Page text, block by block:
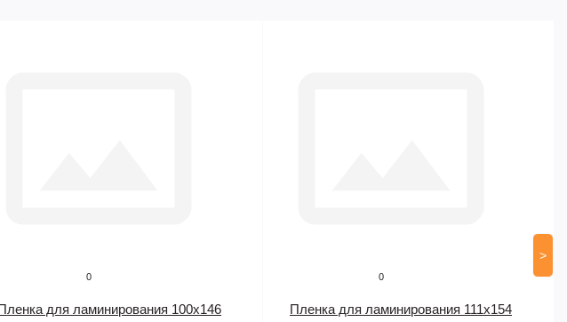
0
для ламинирования 100х146
0
Пленка для ламинирования 111х154
>